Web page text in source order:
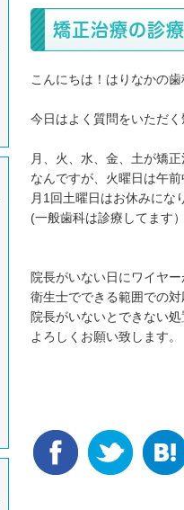
矯正治療の診
こんにちは！はりなかの
今日はよく質問をいただ
月、火、水、金、土が矯
なんですが、火曜日は午
月1回土曜日はお休みにな
(一般歯科は診療してます
院長がいない日にワイヤ
衛生士でできる範囲での
院長がいないとできない
よろしくお願い致します。